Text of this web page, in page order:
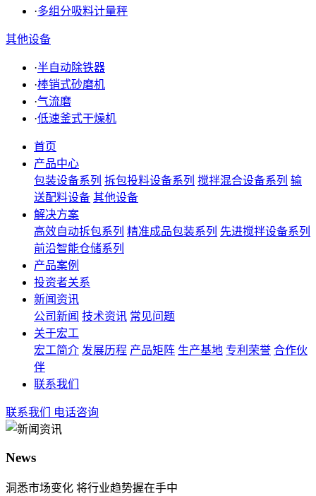
·多组分吸料计量秤
其他设备
·半自动除铁器
·棒销式砂磨机
·气流磨
·低速釜式干燥机
首页
产品中心
包装设备系列 拆包投料设备系列 搅拌混合设备系列 输
送配料设备 其他设备
解决方案
高效自动拆包系列 精准成品包装系列 先进搅拌设备系列
前沿智能仓储系列
产品案例
投资者关系
新闻资讯
公司新闻 技术资讯 常见问题
关于宏工
宏工简介 发展历程 产品矩阵 生产基地 专利荣誉 合作伙
伴
联系我们
联系我们 电话咨询
News
洞悉市场变化 将行业趋势握在手中